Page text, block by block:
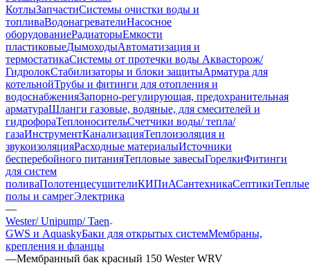
КотлыЗапчастиСистемы очистки воды и
топливаВодонагревателиНасосное
оборудованиеРадиаторыЕмкости
пластиковыеДымоходыАвтоматизация и
термостатикаСистемы от протечки воды Аквасторож/
ГидролокСтабилизаторы и блоки защитыАрматура для
котельнойТрубы и фитинги для отопления и
водоснабженияЗапорно-регулирующая, предохранительная
арматураШланги газовые, водяные, для смесителей и
гидрофораТеплоносительСчетчики воды/ тепла/
газаИнструментКанализацияТеплоизоляция и
звукоизоляцияРасходные материалыИсточники
бесперебойного питанияТепловые завесыГорелкиФитинги
для систем
поливаПолотенцесушителиКИПиАСантехникаСептикиТеплые
полы и самрегЭлектрика
—
Wester/ Unipump/ Taen
GWS и AquaskyБаки для открытых системМембраны,
крепления и фланцы
—Мембранный бак красный 150 Wester WRV